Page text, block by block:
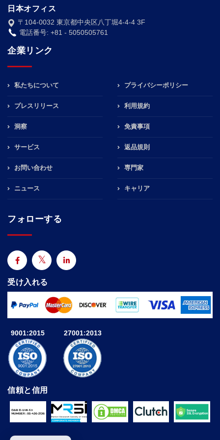
日本オフィス
〒104-0032 東京都中央区八丁堀4-4-4 3F
電話番号: +81 - 5050505761
企業リンク
私たちについて
プレスリリース
洞察
サービス
お問い合わせ
ニュース
プライバシーポリシー
利用規約
免責事項
返品規則
専門家
キャリア
フォローする
受け入れる
9001:2015 27001:2013
信頼と信用